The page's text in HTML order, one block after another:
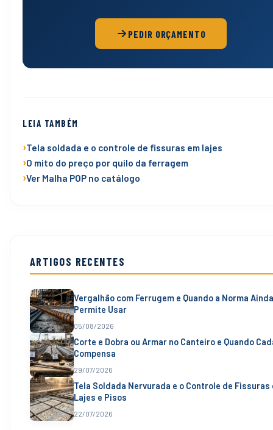
PEDIR ORÇAMENTO
LEIA TAMBÉM
Tela soldada e o controle de fissuras em lajes
O mito do preço por quilo da ferragem
Ver Malha POP no catálogo
ARTIGOS RECENTES
Vergalhão com Ferrugem e Quando a Norma Ainda
Permite Usar
05/08/2026
Corte e Dobra ou Armar no Canteiro e Quando
Compensa
29/07/2026
Tela Soldada Nervurada e o Controle de Fissuras
Lajes e Pisos
22/07/2026